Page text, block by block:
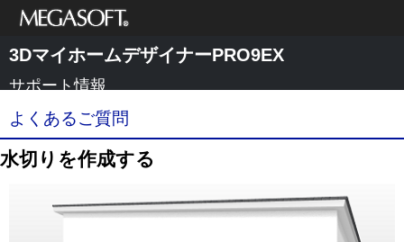
メガソフト株式
会社
3DマイホームデザイナーPRO9EX
サポート情報
よくあるご質問
水切りを作成する